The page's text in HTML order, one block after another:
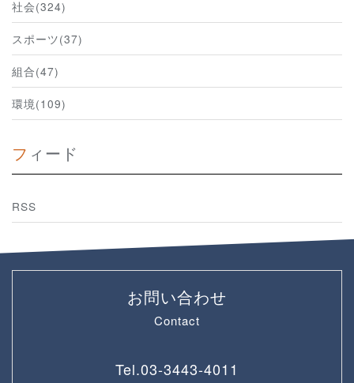
社会(324)
スポーツ(37)
組合(47)
環境(109)
フィード
RSS
お問い合わせ
Contact
Tel.03-3443-4011